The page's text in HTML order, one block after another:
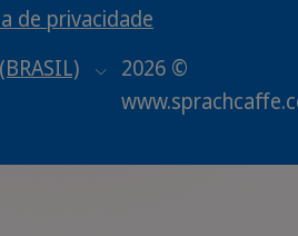
de privacidade
2026 ©